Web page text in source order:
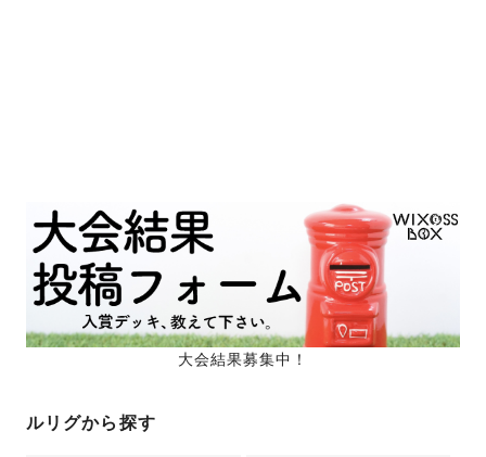
大会結果募集中！
ルリグから探す